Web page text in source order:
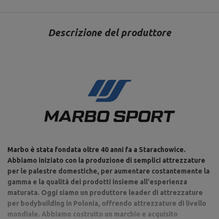
Descrizione del produttore
Marbo è stata fondata oltre 40 anni fa a Starachowice.
Abbiamo iniziato con la produzione di semplici attrezzature
per le palestre domestiche, per aumentare costantemente la
gamma e la qualità dei prodotti insieme all'esperienza
maturata. Oggi siamo un produttore leader di attrezzature
per bodybuilding in Polonia, offrendo attrezzature di livello
mondiale. Abbiamo costruito un marchio e acquisito